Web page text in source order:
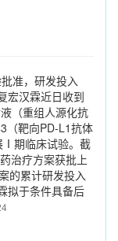
准，研发投入
宏汉霖近日收到
（重组人源化抗
（靶向PD-L1抗体
Ⅰ期临床试验。截
治疗方案获批上
的累计研发投入
拟于条件具备后